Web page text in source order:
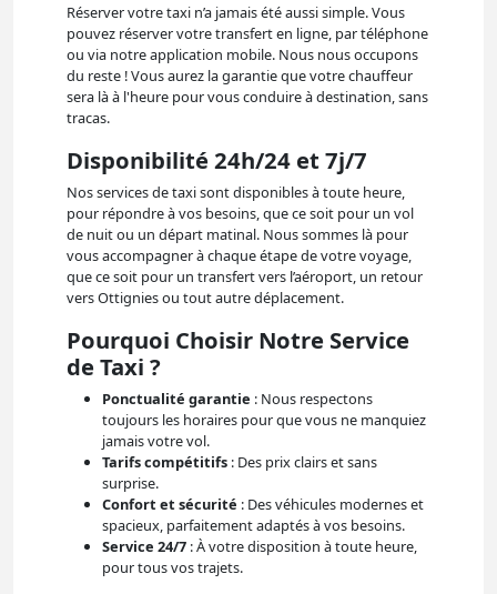
Réserver votre taxi n’a jamais été aussi simple. Vous
pouvez réserver votre transfert en ligne, par téléphone
ou via notre application mobile. Nous nous occupons
du reste ! Vous aurez la garantie que votre chauffeur
sera là à l'heure pour vous conduire à destination, sans
tracas.
Disponibilité 24h/24 et 7j/7
Nos services de taxi sont disponibles à toute heure,
pour répondre à vos besoins, que ce soit pour un vol
de nuit ou un départ matinal. Nous sommes là pour
vous accompagner à chaque étape de votre voyage,
que ce soit pour un transfert vers l’aéroport, un retour
vers Ottignies ou tout autre déplacement.
Pourquoi Choisir Notre Service
de Taxi ?
Ponctualité garantie : Nous respectons
toujours les horaires pour que vous ne manquiez
jamais votre vol.
Tarifs compétitifs : Des prix clairs et sans
surprise.
Confort et sécurité : Des véhicules modernes et
spacieux, parfaitement adaptés à vos besoins.
Service 24/7 : À votre disposition à toute heure,
pour tous vos trajets.